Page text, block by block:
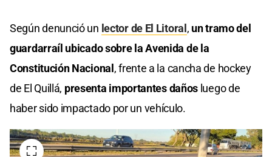
Según denunció un lector de El Litoral, un tramo del
guardarraíl ubicado sobre la Avenida de la
Constitución Nacional, frente a la cancha de hockey
de El Quillá, presenta importantes daños luego de
haber sido impactado por un vehículo.